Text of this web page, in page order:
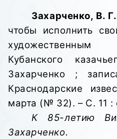
Захарченко, В. Г.
чтобы исполнить
Кубанского
Захарченко ;
Краснодарские
марта (№ 32). – С. 11 :
К 85-летию
Захарченко.